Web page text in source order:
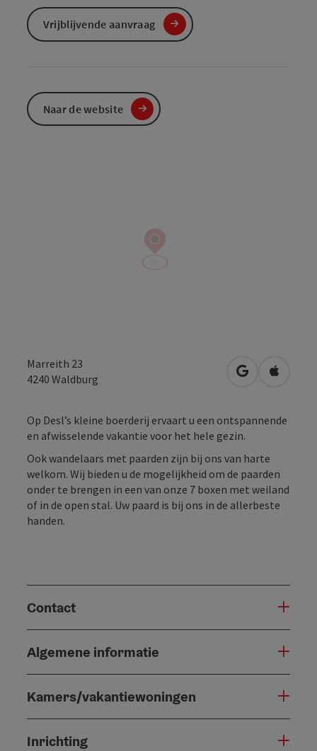
Marreith 23
4240 Waldburg Openen in
Op Desl’s kleine boerderij ervaart u een ontspannende
en afwisselende vakantie voor het hele gezin.
Ook wandelaars met paarden zijn bij ons van harte
welkom. Wij bieden u de mogelijkheid om de paarden
onder te brengen in een van onze 7 boxen met weiland
of in de open stal. Uw paard is bij ons in de allerbeste
handen.
Contact
Algemene informatie
Kamers/vakantiewoningen
Inrichting
Vrijblijvende aanvraag
Naar de website